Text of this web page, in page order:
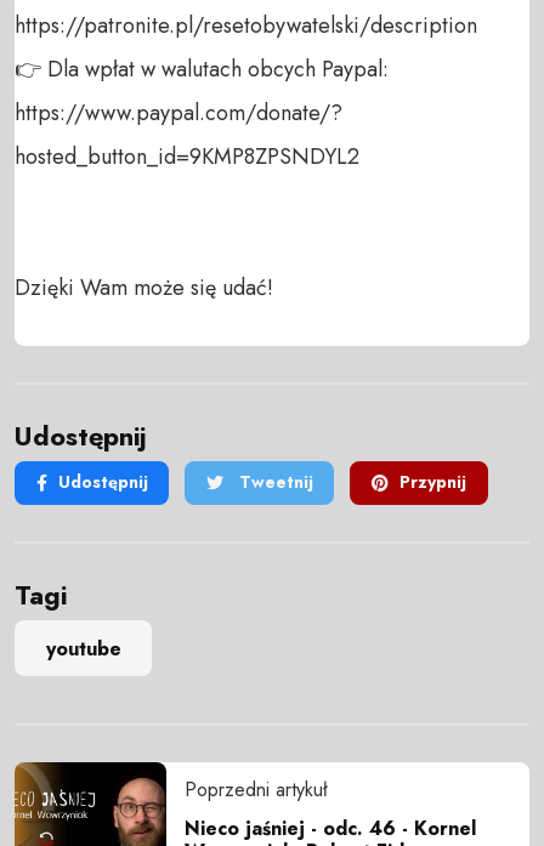
https://patronite.pl/resetobywatelski/description
👉 Dla wpłat w walutach obcych Paypal:
https://www.paypal.com/donate/?
hosted_button_id=9KMP8ZPSNDYL2
Dzięki Wam może się udać!
Udostępnij
Udostępnij Tweetnij Przypnij
Tagi
youtube
Poprzedni artykuł
Nieco jaśniej - odc. 46 - Kornel